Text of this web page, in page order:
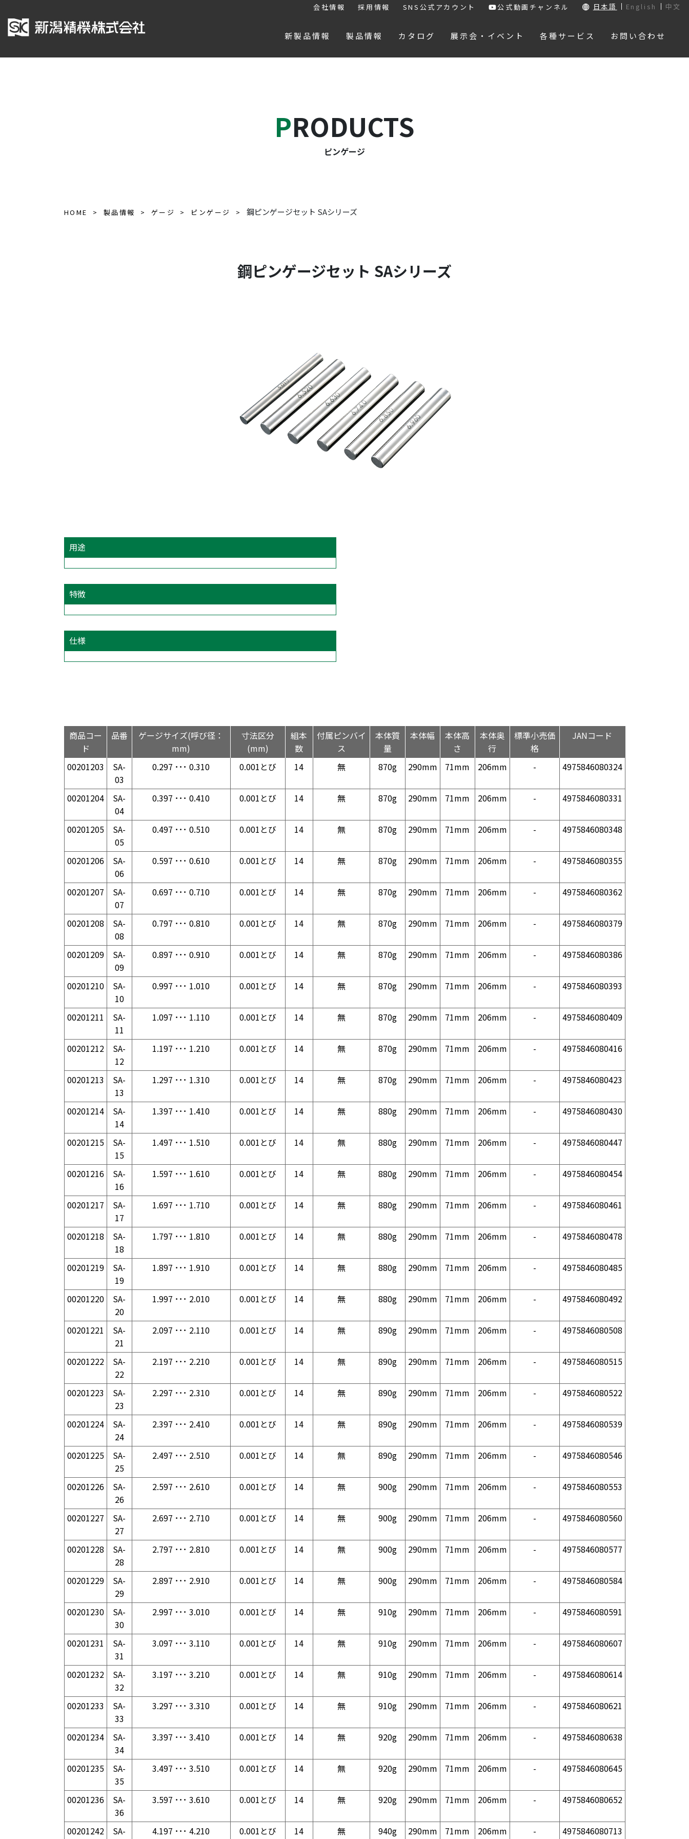
会社情報 採用情報 SNS公式アカウント 公式動画チャンネル 日本語 English 中文
新製品情報 製品情報 カタログ 展示会・イベント 各種サービス お問い合わせ
PRODUCTS
ピンゲージ
HOME 製品情報 ゲージ ピンゲージ 鋼ピンゲージセット SAシリーズ
鋼ピンゲージセット SAシリーズ
用途
特徴
仕様
商品コー
ド
品番
ゲージサイズ(呼び径：
mm)
寸法区分
(mm)
組本
数
付属ピンバイ
ス
本体質
量
本体幅
本体高
さ
本体奥
行
標準小売価
格
JANコード
00201203
SA-
03
0.297 ･･･ 0.310 0.001とび 14 無 870g 290mm 71mm 206mm - 4975846080324
00201204
SA-
04
0.397 ･･･ 0.410 0.001とび 14 無 870g 290mm 71mm 206mm - 4975846080331
00201205
SA-
05
0.497 ･･･ 0.510 0.001とび 14 無 870g 290mm 71mm 206mm - 4975846080348
00201206
SA-
06
0.597 ･･･ 0.610 0.001とび 14 無 870g 290mm 71mm 206mm - 4975846080355
00201207
SA-
07
0.697 ･･･ 0.710 0.001とび 14 無 870g 290mm 71mm 206mm - 4975846080362
00201208
SA-
08
0.797 ･･･ 0.810 0.001とび 14 無 870g 290mm 71mm 206mm - 4975846080379
00201209
SA-
09
0.897 ･･･ 0.910 0.001とび 14 無 870g 290mm 71mm 206mm - 4975846080386
00201210
SA-
10
0.997 ･･･ 1.010 0.001とび 14 無 870g 290mm 71mm 206mm - 4975846080393
00201211
SA-
11
1.097 ･･･ 1.110 0.001とび 14 無 870g 290mm 71mm 206mm - 4975846080409
00201212
SA-
12
1.197 ･･･ 1.210 0.001とび 14 無 870g 290mm 71mm 206mm - 4975846080416
00201213
SA-
13
1.297 ･･･ 1.310 0.001とび 14 無 870g 290mm 71mm 206mm - 4975846080423
00201214
SA-
14
1.397 ･･･ 1.410 0.001とび 14 無 880g 290mm 71mm 206mm - 4975846080430
00201215
SA-
15
1.497 ･･･ 1.510 0.001とび 14 無 880g 290mm 71mm 206mm - 4975846080447
00201216
SA-
16
1.597 ･･･ 1.610 0.001とび 14 無 880g 290mm 71mm 206mm - 4975846080454
00201217
SA-
17
1.697 ･･･ 1.710 0.001とび 14 無 880g 290mm 71mm 206mm - 4975846080461
00201218
SA-
18
1.797 ･･･ 1.810 0.001とび 14 無 880g 290mm 71mm 206mm - 4975846080478
00201219
SA-
19
1.897 ･･･ 1.910 0.001とび 14 無 880g 290mm 71mm 206mm - 4975846080485
00201220
SA-
20
1.997 ･･･ 2.010 0.001とび 14 無 880g 290mm 71mm 206mm - 4975846080492
00201221
SA-
21
2.097 ･･･ 2.110 0.001とび 14 無 890g 290mm 71mm 206mm - 4975846080508
00201222
SA-
22
2.197 ･･･ 2.210 0.001とび 14 無 890g 290mm 71mm 206mm - 4975846080515
00201223
SA-
23
2.297 ･･･ 2.310 0.001とび 14 無 890g 290mm 71mm 206mm - 4975846080522
00201224
SA-
24
2.397 ･･･ 2.410 0.001とび 14 無 890g 290mm 71mm 206mm - 4975846080539
00201225
SA-
25
2.497 ･･･ 2.510 0.001とび 14 無 890g 290mm 71mm 206mm - 4975846080546
00201226
SA-
26
2.597 ･･･ 2.610 0.001とび 14 無 900g 290mm 71mm 206mm - 4975846080553
00201227
SA-
27
2.697 ･･･ 2.710 0.001とび 14 無 900g 290mm 71mm 206mm - 4975846080560
00201228
SA-
28
2.797 ･･･ 2.810 0.001とび 14 無 900g 290mm 71mm 206mm - 4975846080577
00201229
SA-
29
2.897 ･･･ 2.910 0.001とび 14 無 900g 290mm 71mm 206mm - 4975846080584
00201230
SA-
30
2.997 ･･･ 3.010 0.001とび 14 無 910g 290mm 71mm 206mm - 4975846080591
00201231
SA-
31
3.097 ･･･ 3.110 0.001とび 14 無 910g 290mm 71mm 206mm - 4975846080607
00201232
SA-
32
3.197 ･･･ 3.210 0.001とび 14 無 910g 290mm 71mm 206mm - 4975846080614
00201233
SA-
33
3.297 ･･･ 3.310 0.001とび 14 無 910g 290mm 71mm 206mm - 4975846080621
00201234
SA-
34
3.397 ･･･ 3.410 0.001とび 14 無 920g 290mm 71mm 206mm - 4975846080638
00201235
SA-
35
3.497 ･･･ 3.510 0.001とび 14 無 920g 290mm 71mm 206mm - 4975846080645
00201236
SA-
36
3.597 ･･･ 3.610 0.001とび 14 無 920g 290mm 71mm 206mm - 4975846080652
00201242
SA-
4.197 ･･･ 4.210 0.001とび 14 無 940g 290mm 71mm 206mm - 4975846080713